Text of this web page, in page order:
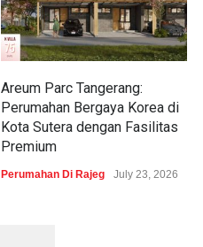
Areum Parc Tangerang:
Perumahan Bergaya Korea di
Kota Sutera dengan Fasilitas
Premium
Perumahan Di Rajeg July 23, 2026